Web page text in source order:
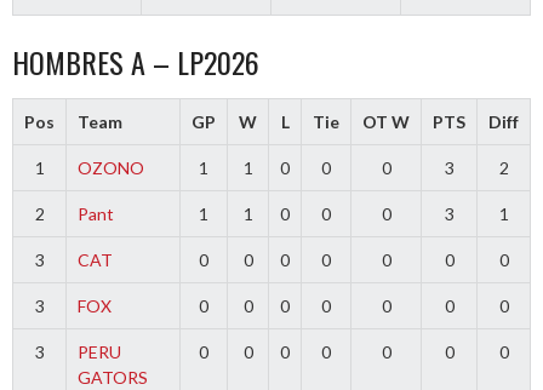
HOMBRES A – LP2026
Pos Team GP W L Tie OT W PTS Diff
1 OZONO 1 1 0 0 0 3 2
2 Pant 1 1 0 0 0 3 1
3 CAT 0 0 0 0 0 0 0
3 FOX 0 0 0 0 0 0 0
3
PERU
GATORS
0 0 0 0 0 0 0